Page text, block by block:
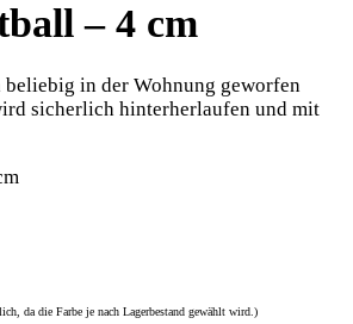
– 4 cm
in der Wohnung geworfen
sicherlich hinterherlaufen und mit
da die Farbe je nach Lagerbestand gewählt wird.)